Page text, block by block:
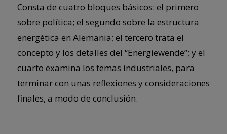
Consta de cuatro bloques básicos: el primero
sobre política; el segundo sobre la estructura
energética en Alemania; el tercero trata el
concepto y los detalles del “Energiewende”; y el
cuarto examina los temas industriales, para
terminar con unas reflexiones y consideraciones
finales, a modo de conclusión.